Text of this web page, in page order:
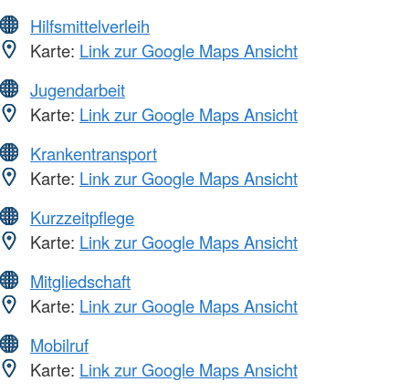
Hilfsmittelverleih
Karte: Link zur Google Maps Ansicht
Jugendarbeit
Karte: Link zur Google Maps Ansicht
Krankentransport
Karte: Link zur Google Maps Ansicht
Kurzzeitpflege
Karte: Link zur Google Maps Ansicht
Mitgliedschaft
Karte: Link zur Google Maps Ansicht
Mobilruf
Karte: Link zur Google Maps Ansicht